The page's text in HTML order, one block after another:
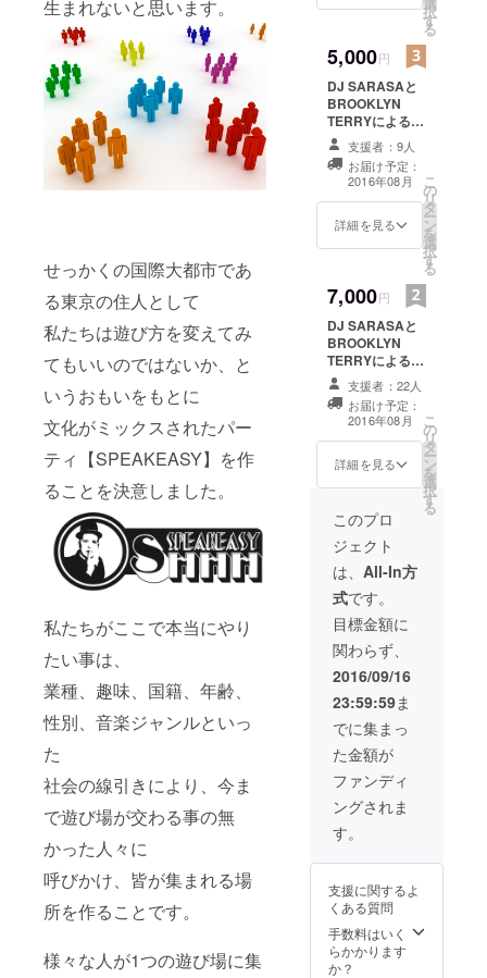
生まれないと思います。
せっかくの国際大都市であ
る東京の住人として
私たちは遊び方を変えてみ
てもいいのではないか、と
いうおもいをもとに
文化がミックスされたパー
ティ【SPEAKEASY】を作
ることを決意しました。
私たちがここで本当にやり
たい事は、
業種、趣味、国籍、年齢、
性別、音楽ジャンルといっ
た
社会の線引きにより、今ま
で遊び場が交わる事の無
かった人々に
呼びかけ、皆が集まれる場
所を作ることです。
様々な人が1つの遊び場に集
換をしに集
結する秘密
基地、社交
場としてス
タート。今
は家族連れ
でも参加で
ピーイベン
いる。
択
す
る
5,000円
DJ SARASAと
BROOKLYN
TERRYによる
Speakeasy MIX
へのダウンロー
ドリンク +
Speakeasy
HOODIE
支援者：9人
お届け予定：
2016年08月
詳細を見る
こ
の
リ
タ
ー
ン
を
選
択
す
る
7,000円
DJ SARASAと
BROOKLYN
TERRYによる
Speakeasy MIX
へのダウンロー
ドリンク +
Speakeasy TEE
+ Speakeasy
HOODIE
支援者：22人
お届け予定：
2016年08月
詳細を見る
こ
の
リ
タ
ー
ン
を
選
択
す
る
このプロ
ジェクト
は、 All-In方
式です。
目標金額に
関わらず、
2016/09/16
23:59:59ま
でに集まっ
た金額が
ファンディ
ングされま
す。
支援に関するよ
くある質問
手数料はいく
らかかります
か？